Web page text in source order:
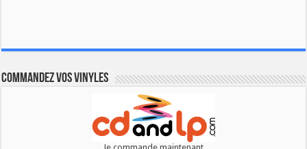
Commandez vos vinyles